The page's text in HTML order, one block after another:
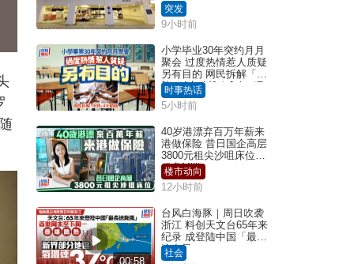
突发
9小时前
小学毕业30年突约月月
聚会 过度热情惹人质疑
另有目的 网民拆解「扮
熟」4大动机｜Juicy叮
时事热话
5小时前
40岁港漂弃百万年薪来
港做保险 昔日国企高层
3800元租尖沙咀床位｜
租盘Million
楼市动向
12小时前
00:58
台风白海豚｜周日吹袭
浙江 料创天文台65年来
纪录 成登陆中国「最长
途台风」
社会